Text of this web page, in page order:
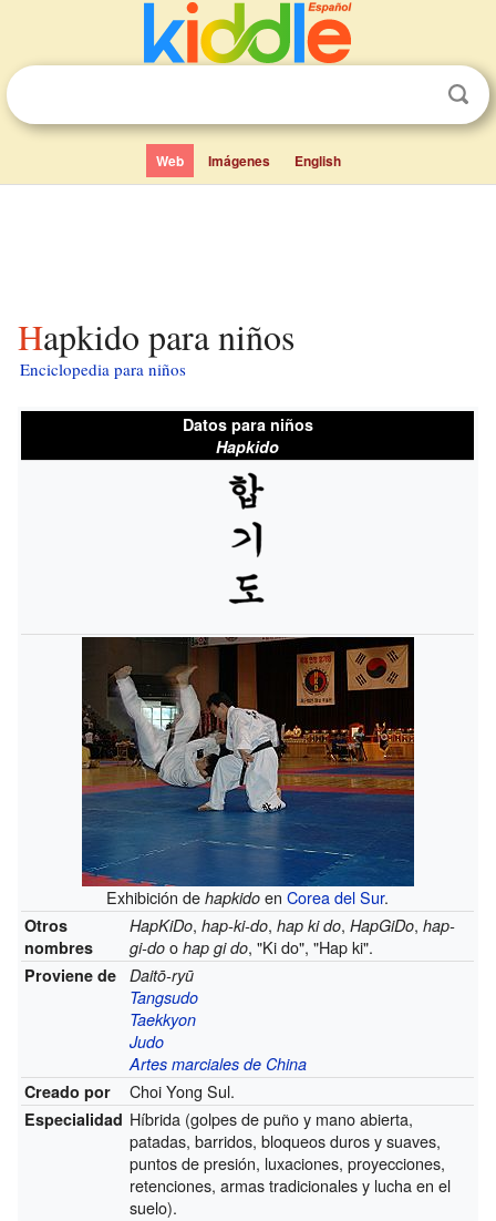
Web Imágenes English
Hapkido para niños
Enciclopedia para niños
Datos para niños
Hapkido
Exhibición dehapkido enCorea del Sur.
Otros
nombres
HapKiDo,hap-ki-do,hap ki do,HapGiDo,hap-
gi-do ohap gi do, "Ki do", "Hap ki".
Proviene de
Daitō-ryū
Tangsudo
Taekkyon
Judo
Artes marciales de China
Creado por
Choi Yong Sul.
Especialidad Híbrida (golpes de puño y mano abierta,
patadas, barridos, bloqueos duros y suaves,
puntos de presión, luxaciones, proyecciones,
retenciones, armas tradicionales y lucha en el
suelo).